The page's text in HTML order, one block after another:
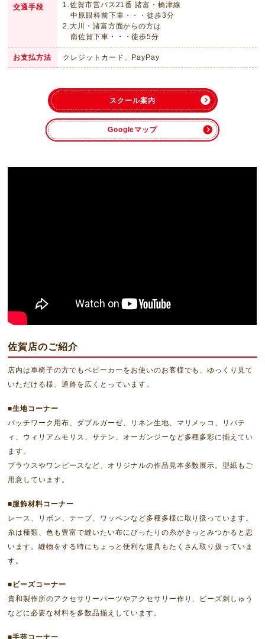
交通手段
1.佐賀市営バス21番 諸富・橋津線
中原眼科前下車・・・徒歩3分
2.大川・諸富方面からの方は
南佐賀下車・・・徒歩5分
お支払方法 クレジットカード、PayPay
スクール案内
Googleマップ
佐賀店のご紹介
店内は車椅子の方でもベビーカーをお使いのお客様でも、ゆっくり見て
いただける様、通路を広くとっています。
■生地コーナー
パッチワーク用布、ダブルガーゼ、リネン生地、マリメッコ、リバテ
ィ、ウィリアムモリス、サテン、オーガンジーなど多種多彩に揃えてい
ます。
ブラウスやワンピースなど、オリジナルの作品見本多数展示。型紙もご
用意しています。
■服飾材料コーナー
レース、リボン、テープ、ワッペンなど多種多様に取り扱っています。
糸は種類、色も豊富で縫いたい布にぴったりの糸がきっとみつかると思
います。縫物をする時にちょっと便利な道具もたくさん取り扱っていま
す。
■ビーズコーナー
貴和製作所のアクセサリーパーツやアクセサリー作り、ビーズ刺しゅう
などに必要な材料を多数品揃えしています。